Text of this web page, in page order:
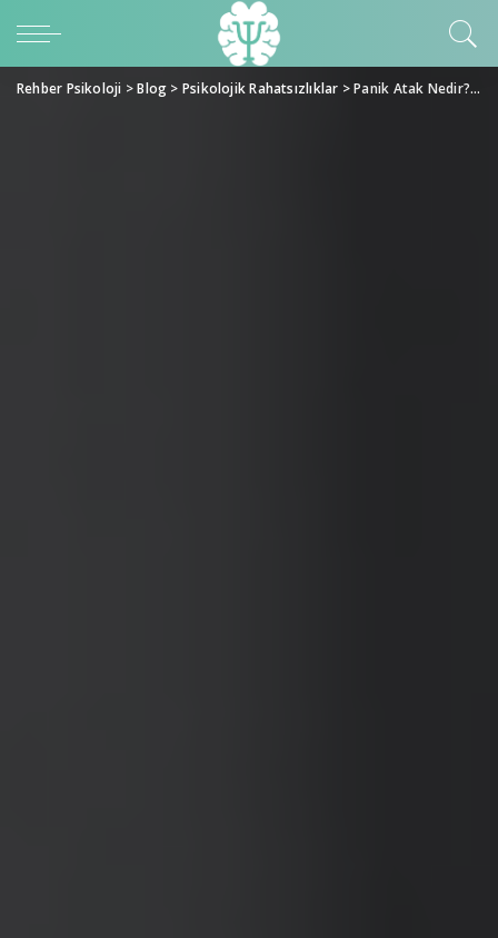
Rehber Psikoloji >Blog > Psikolojik Rahatsızlıklar >Panik Atak Nedir? Belirtileri ve Tedavi Yöntemleri